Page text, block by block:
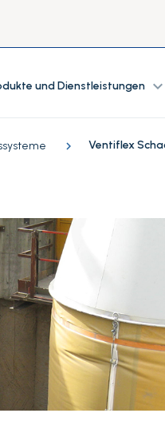
und Dienstleistungen expand_more
Ventiflex